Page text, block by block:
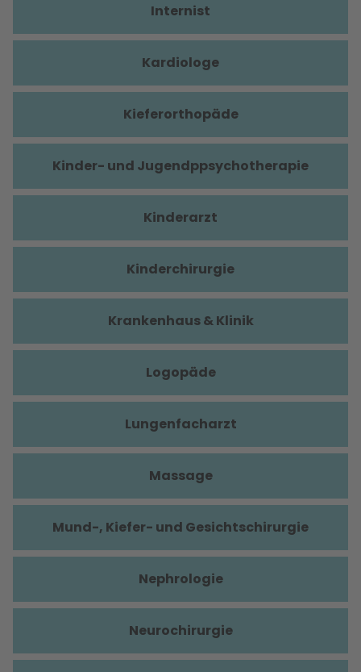
Internist
Kardiologe
Kieferorthopäde
Kinder- und Jugendppsychotherapie
Kinderarzt
Kinderchirurgie
Krankenhaus & Klinik
Logopäde
Lungenfacharzt
Massage
Mund-, Kiefer- und Gesichtschirurgie
Nephrologie
Neurochirurgie